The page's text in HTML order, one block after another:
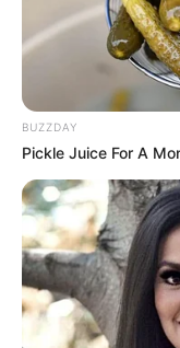
BUZZDAY
Pickle Juice For A